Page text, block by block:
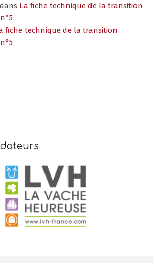
dans La fiche technique de la transition
fiche technique de la transition